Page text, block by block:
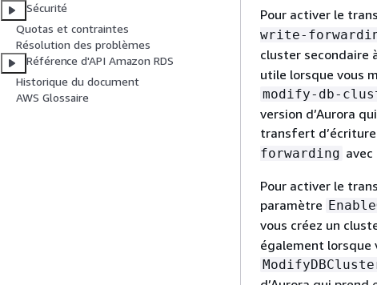
Sécurité
Quotas et contraintes
Résolution des problèmes
Référence d'API Amazon RDS
Historique du document
AWS Glossaire
Pour activer le
write-
cluster secondaire
utile lorsque vous
modify-db-
version d’Aurora
transfert
forwarding avec
Pour activer le
paramètre
vous créez un
également lorsque